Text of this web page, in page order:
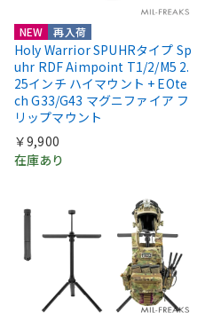
NEW 再入荷
Holy Warrior SPUHRタイプ Sp
uhr RDF Aimpoint T1/2/M5 2.
25インチ ハイマウント + EOte
ch G33/G43 マグニファイア フ
リップマウント
￥9,900
在庫あり